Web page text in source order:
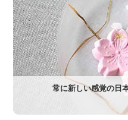
常に新しい感覚の日